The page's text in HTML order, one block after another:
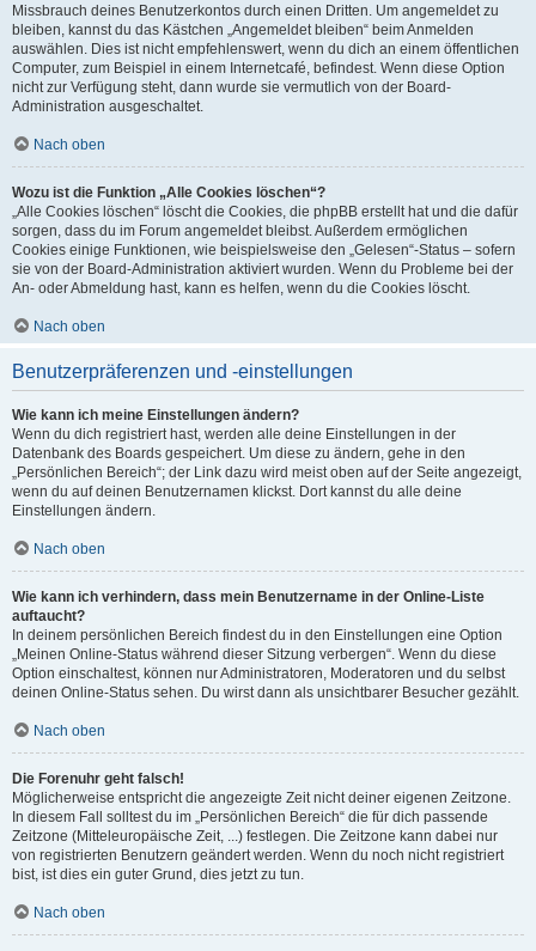
Missbrauch deines Benutzerkontos durch einen Dritten. Um angemeldet zu
bleiben, kannst du das Kästchen „Angemeldet bleiben“ beim Anmelden
auswählen. Dies ist nicht empfehlenswert, wenn du dich an einem öffentlichen
Computer, zum Beispiel in einem Internetcafé, befindest. Wenn diese Option
nicht zur Verfügung steht, dann wurde sie vermutlich von der Board-
Administration ausgeschaltet.
Nach oben
Wozu ist die Funktion „Alle Cookies löschen“?
„Alle Cookies löschen“ löscht die Cookies, die phpBB erstellt hat und die dafür
sorgen, dass du im Forum angemeldet bleibst. Außerdem ermöglichen
Cookies einige Funktionen, wie beispielsweise den „Gelesen“-Status – sofern
sie von der Board-Administration aktiviert wurden. Wenn du Probleme bei der
An- oder Abmeldung hast, kann es helfen, wenn du die Cookies löscht.
Nach oben
Benutzerpräferenzen und -einstellungen
Wie kann ich meine Einstellungen ändern?
Wenn du dich registriert hast, werden alle deine Einstellungen in der
Datenbank des Boards gespeichert. Um diese zu ändern, gehe in den
„Persönlichen Bereich“; der Link dazu wird meist oben auf der Seite angezeigt,
wenn du auf deinen Benutzernamen klickst. Dort kannst du alle deine
Einstellungen ändern.
Nach oben
Wie kann ich verhindern, dass mein Benutzername in der Online-Liste
auftaucht?
In deinem persönlichen Bereich findest du in den Einstellungen eine Option
„Meinen Online-Status während dieser Sitzung verbergen“. Wenn du diese
Option einschaltest, können nur Administratoren, Moderatoren und du selbst
deinen Online-Status sehen. Du wirst dann als unsichtbarer Besucher gezählt.
Nach oben
Die Forenuhr geht falsch!
Möglicherweise entspricht die angezeigte Zeit nicht deiner eigenen Zeitzone.
In diesem Fall solltest du im „Persönlichen Bereich“ die für dich passende
Zeitzone (Mitteleuropäische Zeit, ...) festlegen. Die Zeitzone kann dabei nur
von registrierten Benutzern geändert werden. Wenn du noch nicht registriert
bist, ist dies ein guter Grund, dies jetzt zu tun.
Nach oben